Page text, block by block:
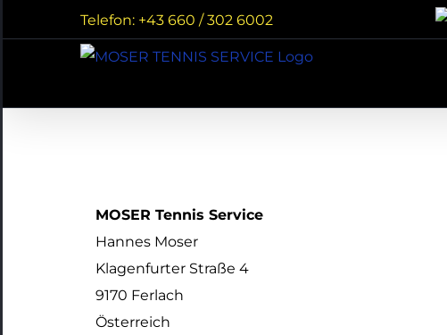
Inhalt
Telefon: +43 660 / 302 6002
MOSER Tennis Service
Hannes Moser
Klagenfurter Straße 4
9170 Ferlach
Österreich